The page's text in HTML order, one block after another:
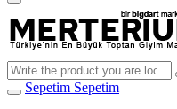
Sepetim Sepetim